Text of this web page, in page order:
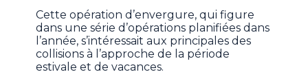
Cette opération d’envergure, qui figure
dans une série d’opérations planifiées dans
l’année, s’intéressait aux principales des
collisions à l’approche de la période
estivale et de vacances.